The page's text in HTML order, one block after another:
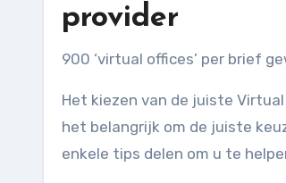
provider
900 ‘virtual offices’ per brief
Het kiezen van de juiste
het belangrijk om de juiste
enkele tips delen om u te